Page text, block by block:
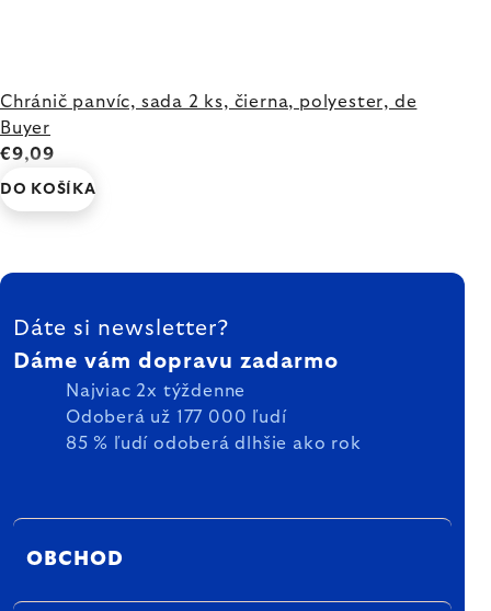
Chránič panvíc, sada 2 ks, čierna, polyester, de
Buyer
€9,09
DO KOŠÍKA
ZÁPÄTIE
Dáte si newsletter?
Dáme vám dopravu zadarmo
Najviac 2x týždenne
Odoberá už 177 000 ľudí
85 % ľudí odoberá dlhšie ako rok
OBCHOD